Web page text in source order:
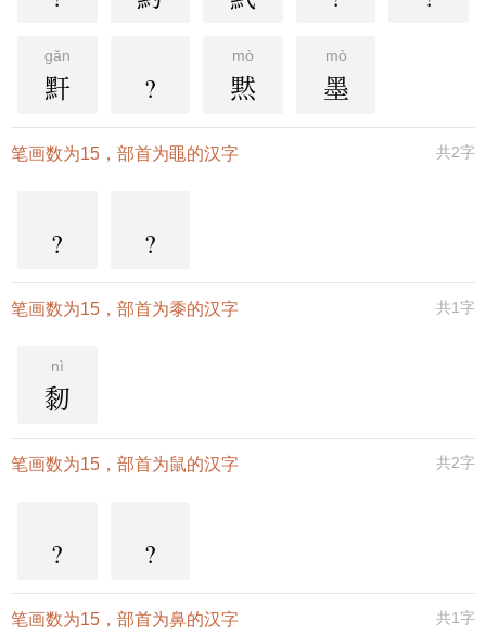
gǎn
䵟 ?
mò
黙
mò
墨
共2字
笔画数为15，部首为黽的汉字
? ?
共1字
笔画数为15，部首为黍的汉字
nì
䵑
共2字
笔画数为15，部首为鼠的汉字
? ?
共1字
笔画数为15，部首为鼻的汉字